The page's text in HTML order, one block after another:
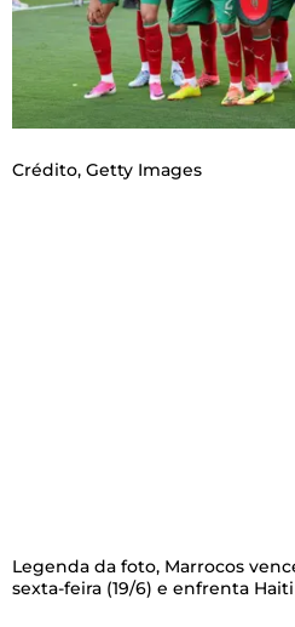
Crédito, Getty Images
Legenda da foto, Marrocos
sexta-feira (19/6) e enfrenta